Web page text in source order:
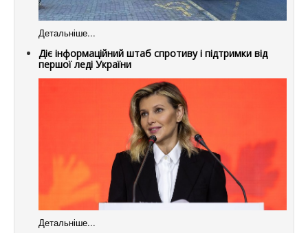
Детальніше...
Діє інформаційний штаб спротиву і підтримки від
першої леді України
Детальніше...